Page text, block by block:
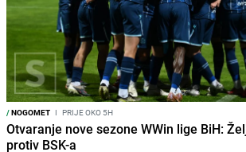
/NOGOMET I PRIJE OKO 5H
Otvaranje nove sezone WWin lige BiH:
protiv BSK-a